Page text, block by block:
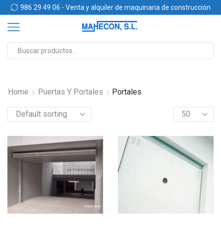
986 29 49 06 - Venta y alquiler de maquinaria de construcción
Home Puertas Y Portales Portales